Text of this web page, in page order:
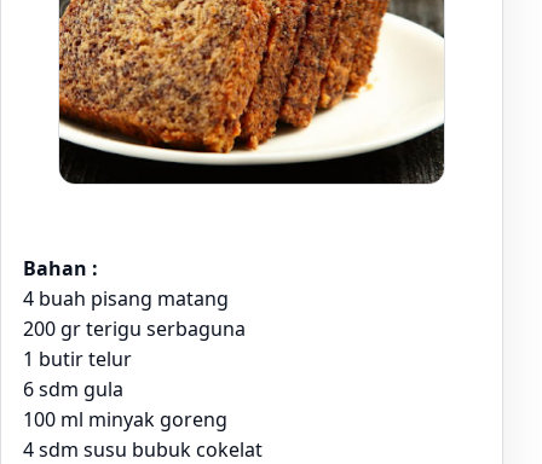
Bahan :
4 buah pisang matang
200 gr terigu serbaguna
1 butir telur
6 sdm gula
100 ml minyak goreng
4 sdm susu bubuk cokelat